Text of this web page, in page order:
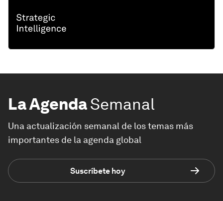
La AgendaSemanal
Una actualización semanal de los temas más
importantes de la agenda global
Suscríbete hoy